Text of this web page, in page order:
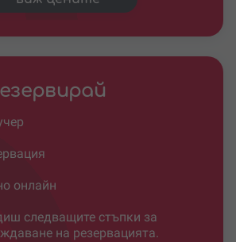
онлайн
следващите стъпки за
на резервацията.